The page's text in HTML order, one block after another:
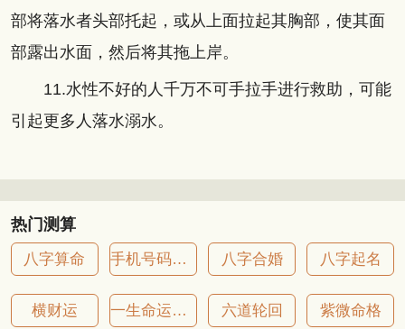
部将落水者头部托起，或从上面拉起其胸部，使其面
部露出水面，然后将其拖上岸。
11.水性不好的人千万不可手拉手进行救助，可能
引起更多人落水溺水。
热门测算
八字算命 手机号码吉凶 八字合婚 八字起名
横财运 一生命运详批 六道轮回 紫微命格